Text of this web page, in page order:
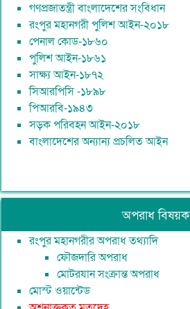
গণপ্রজাতন্ত্রী বাংলাদেশের সংবিধান
রংপুর মহানগরী পুলিশ আইন-২০১৮
পেনাল কোড-১৮৬০
পুলিশ আইন-১৮৬১
সাক্ষ্য আইন-১৮৭২
সিআরপিসি -১৮৯৮
পিআরবি-১৯৪৩
সড়ক পরিবহন আইন-২০১৮
বাংলাদেশের অন্যান্য প্রচলিত আইন
অপরাধ বিষয়ক
রংপুর মহানগরীর অপরাধ তথ্যাদি
ফৌজদারি অপরাধ
মোটরযান সংক্রান্ত অপরাধ
মোস্ট ওয়ান্টেড